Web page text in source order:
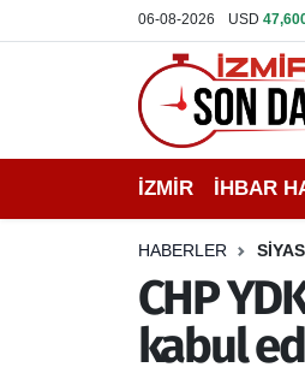
06-08-2026 USD
İZMİR İHBAR
HABERLER
CHP
kabul
İHBAR HATTI
DEPREM
EKONOMİ
İzmir Nöbetçi Eczaneler
İzmir Hava Durumu
İzmir Namaz Vakitleri
İzmir Trafik Yoğunluk
Puan Durumu ve Fikstür